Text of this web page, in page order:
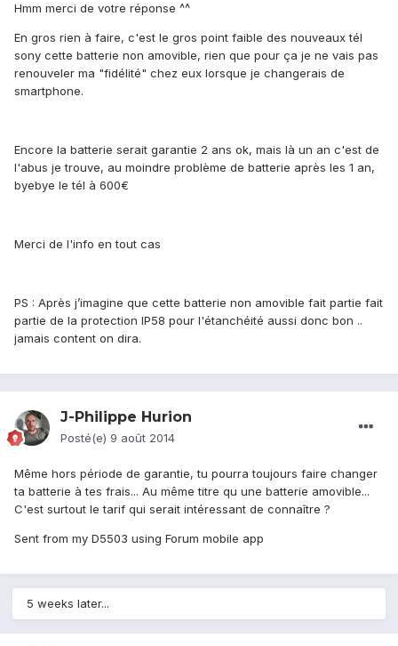
Hmm merci de votre réponse ^^
En gros rien à faire, c'est le gros point faible des nouveaux tél
sony cette batterie non amovible, rien que pour ça je ne vais pas
renouveler ma "fidélité" chez eux lorsque je changerais de
smartphone.
Encore la batterie serait garantie 2 ans ok, mais là un an c'est de
l'abus je trouve, au moindre problème de batterie après les 1 an,
byebye le tél à 600€
Merci de l'info en tout cas
PS : Après j’imagine que cette batterie non amovible fait partie fait
partie de la protection IP58 pour l'étanchéité aussi donc bon ..
jamais content on dira.
J-Philippe Hurion
Posté(e) 9 août 2014
Même hors période de garantie, tu pourra toujours faire changer
ta batterie à tes frais... Au même titre qu une batterie amovible...
C'est surtout le tarif qui serait intéressant de connaître ?
Sent from my D5503 using Forum mobile app
5 weeks later...